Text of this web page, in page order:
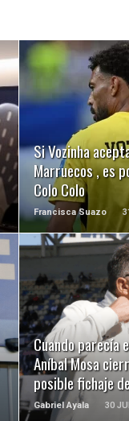
Si Vozinha
Marruecos , es
Colo Colo
Francisca Suazo
Cuando parecía
Aníbal Mosa
posible fichaje
Gabriel Ayala 30